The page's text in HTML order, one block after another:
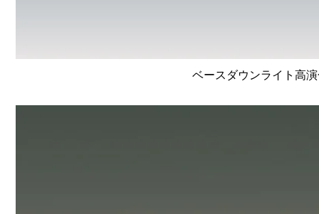
ベースダウンライト高